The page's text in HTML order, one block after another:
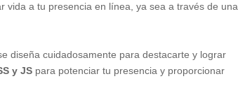
vida a tu presencia en línea, ya sea a través de una
diseña cuidadosamente para destacarte y lograr
y JS para potenciar tu presencia y proporcionar